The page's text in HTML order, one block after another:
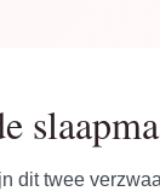
dit twee